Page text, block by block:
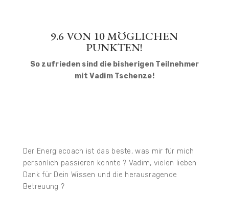
9.6 VON 10 MÖGLICHEN
PUNKTEN!
So zufrieden sind die bisherigen Teilnehmer
mit Vadim Tschenze!
Der Energiecoach ist das beste, was mir für mich
persönlich passieren konnte ? Vadim, vielen lieben
Dank für Dein Wissen und die herausragende
Betreuung ?